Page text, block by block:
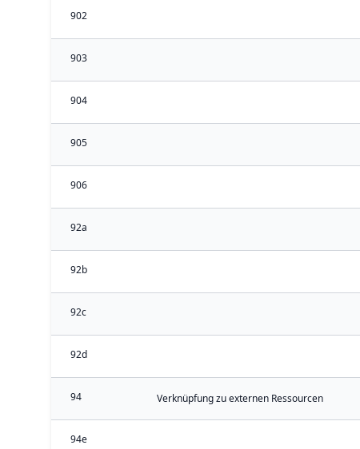
902
903
904
905
906
92a
92b
92c
92d
94 Verknüpfung zu externen Ressourcen
94e